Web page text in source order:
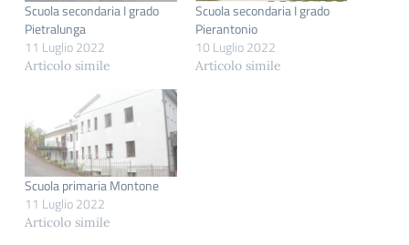
Scuola secondaria I grado
Pietralunga
11 Luglio 2022
Articolo simile
Scuola secondaria I grado
Pierantonio
10 Luglio 2022
Articolo simile
Scuola primaria Montone
11 Luglio 2022
Articolo simile